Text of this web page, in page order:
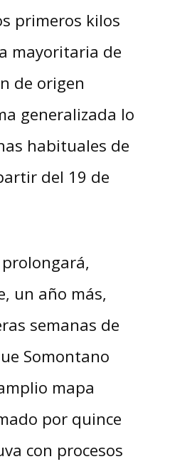
primeros kilos
mayoritaria de
de origen
generalizada lo
habituales de
del 19 de
un año más,
semanas de
Somontano
mapa
por quince
con procesos